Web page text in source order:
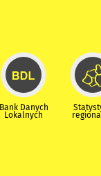
Bank Danych
Lokalnych